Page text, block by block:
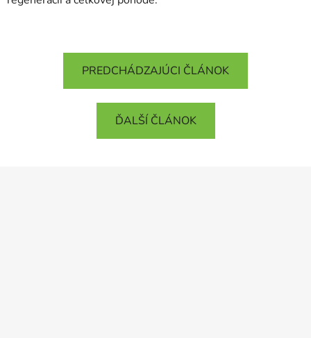
PREDCHÁDZAJÚCI ČLÁNOK
ĎALŠÍ ČLÁNOK